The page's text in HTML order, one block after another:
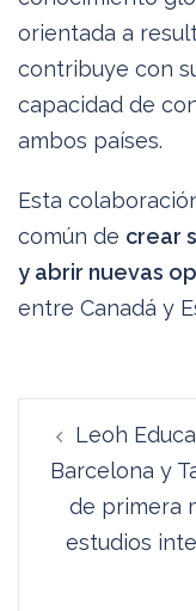
orientada a
contribuye con
capacidad de
ambos países.
Esta
común de crear
y abrir nuevas
entre Canadá y
de
entradas
Leoh
Barcelona y
de primera
estudios